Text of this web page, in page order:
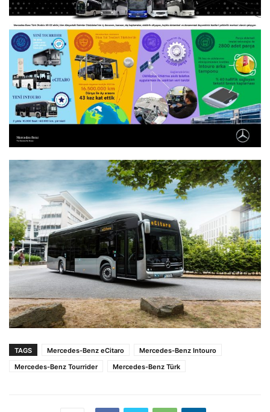
TAGS Mercedes-Benz eCitaro
Mercedes-Benz Intouro
Mercedes-Benz Tourrider
Mercedes-Benz Türk